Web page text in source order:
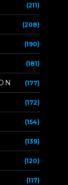
(211)
(208)
(190)
(181)
(177)
(172)
(154)
(139)
(120)
(117)